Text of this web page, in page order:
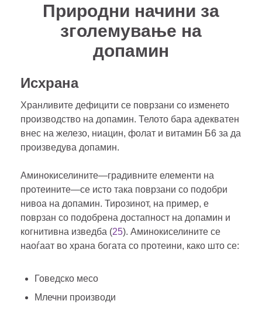
Природни начини за
зголемување на
допамин
Исхрана
Хранливите дефицити се поврзани со изменето
производство на допамин. Телото бара адекватен
внес на железо, ниацин, фолат и витамин Б6 за да
произведува допамин.
Аминокиселините—градивните елементи на
протеините—се исто така поврзани со подобри
нивоа на допамин. Тирозинот, на пример, е
поврзан со подобрена достапност на допамин и
когнитивна изведба (25). Аминокиселините се
наоѓаат во храна богата со протеини, како што се:
Говедско месо
Млечни производи